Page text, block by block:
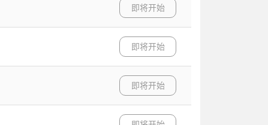
即将开始
即将开始
即将开始